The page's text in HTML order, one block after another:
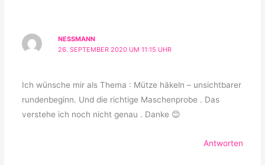
NESSMANN
26. SEPTEMBER 2020 UM 11:15 UHR
Ich wünsche mir als Thema : Mütze häkeln – unsichtbarer
rundenbeginn. Und die richtige Maschenprobe . Das
verstehe ich noch nicht genau . Danke 😊
Antworten